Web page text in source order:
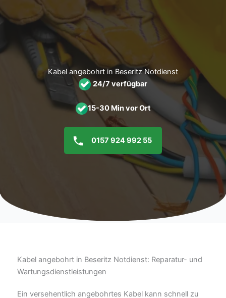
Inhalt
Kabel angebohrt in Beseritz Notdienst
24/7 verfügbar
15-30 Min vor Ort
0157 924 992 55
Kabel angebohrt in Beseritz Notdienst: Reparatur- und
Wartungsdienstleistungen
Ein versehentlich angebohrtes Kabel kann schnell zu